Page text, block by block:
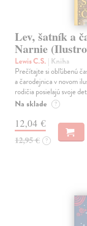
Lev, šatník a
Narnie
Lewis C.S. | Kniha
Prečítajte si obľúbenú
a čarodejnica v novom
rodičia posielajú svoje
Na sklade ?
12,04 €
12,95 € ?